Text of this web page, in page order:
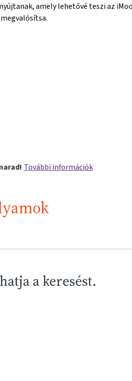
Vienna{mlang}
Vienna{mlang}
amely lehetővé teszi az
További információk
a keresést.